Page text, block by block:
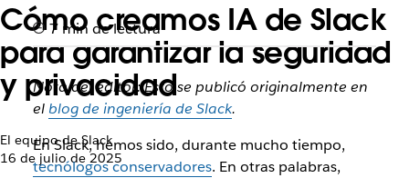
Cómo creamos IA de Slack
para garantizar la seguridad
y privacidad
El equipo de Slack
16 de julio de 2025
7 min de lectura
Nota del editor: Esto se publicó originalmente en
el blog de ingeniería de Slack.
En Slack, hemos sido, durante mucho tiempo,
tecnólogos conservadores. En otras palabras,